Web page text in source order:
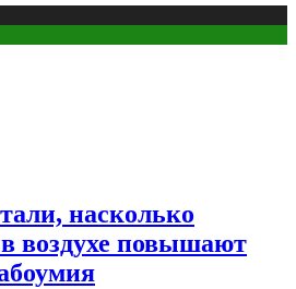
насколько
воздухе повышают